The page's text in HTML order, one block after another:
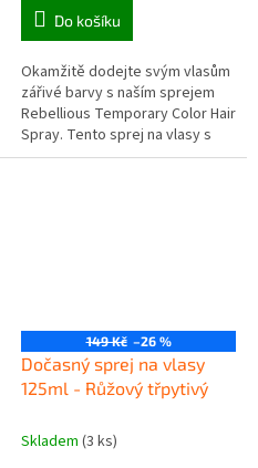
Do košíku
Okamžitě dodejte svým vlasům
zářivé barvy s naším sprejem
Rebellious Temporary Color Hair
Spray. Tento sprej na vlasy s
nízkým nasazením je ideální pro
149 Kč –26 %
Dočasný sprej na vlasy
125ml - Růžový třpytivý
Skladem (3 ks)